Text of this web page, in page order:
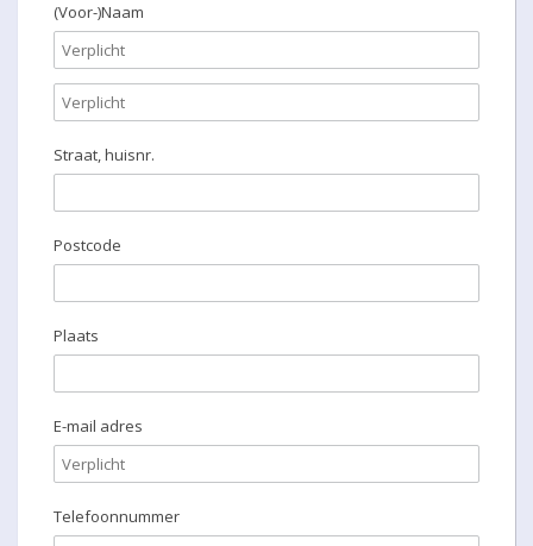
(Voor-)Naam
Straat, huisnr.
Postcode
Plaats
E-mail adres
Telefoonnummer